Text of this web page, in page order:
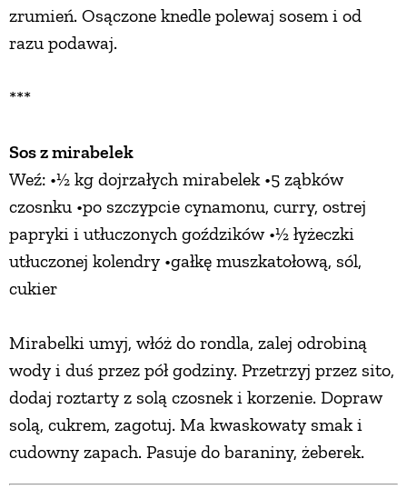
zrumień. Osączone knedle polewaj sosem i od
razu podawaj.
***
Sos z mirabelek
Weź: •½ kg dojrzałych mirabelek •5 ząbków
czosnku •po szczypcie cynamonu, curry, ostrej
papryki i utłuczonych goździków •½ łyżeczki
utłuczonej kolendry •gałkę muszkatołową, sól,
cukier
Mirabelki umyj, włóż do rondla, zalej odrobiną
wody i duś przez pół godziny. Przetrzyj przez sito,
dodaj roztarty z solą czosnek i korzenie. Dopraw
solą, cukrem, zagotuj. Ma kwaskowaty smak i
cudowny zapach. Pasuje do baraniny, żeberek.